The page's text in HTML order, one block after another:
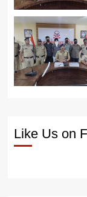
Like Us on